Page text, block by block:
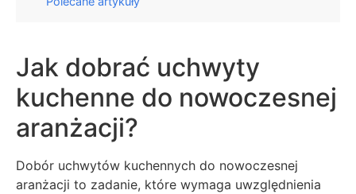
Jak dobrać uchwyty
kuchenne do nowoczesnej
aranżacji?
Dobór uchwytów kuchennych do nowoczesnej
aranżacji to zadanie, które wymaga uwzględnienia